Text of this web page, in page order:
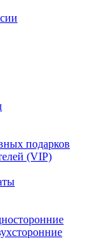
подарков
(VIP)